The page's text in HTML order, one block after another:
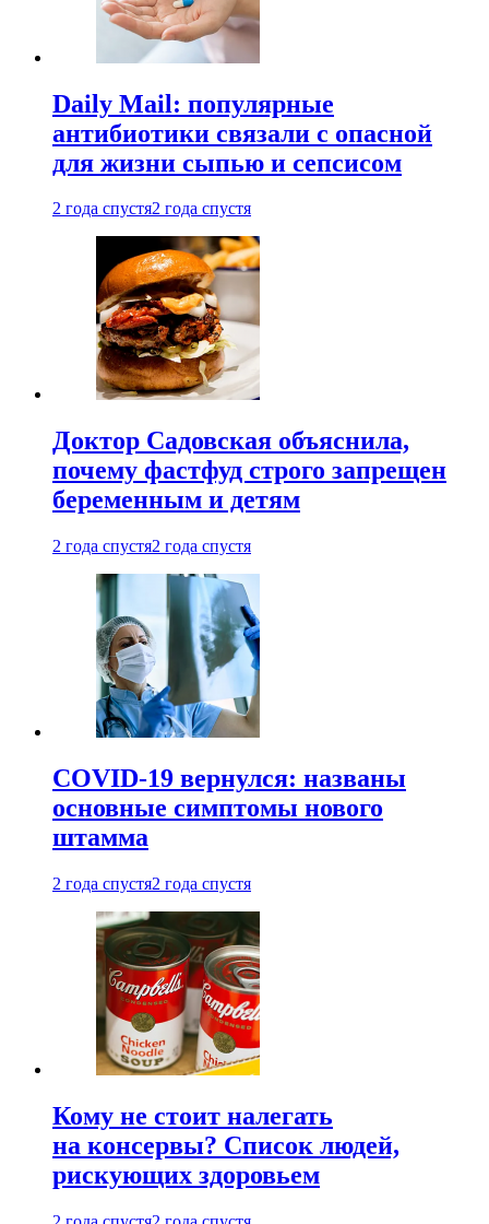
Daily Mail: популярные
антибиотики связали с опасной
для жизни сыпью и сепсисом
2 года спустя2 года спустя
Доктор Садовская объяснила,
почему фастфуд строго запрещен
беременным и детям
2 года спустя2 года спустя
COVID-19 вернулся: названы
основные симптомы нового
штамма
2 года спустя2 года спустя
Кому не стоит налегать
на консервы? Список людей,
рискующих здоровьем